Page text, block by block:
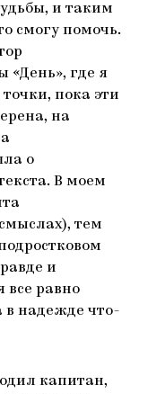
и таким
смогу помочь.
«День», где я
пока эти
на
о
В моем
тем
и
все равно
в надежде что-
капитан,